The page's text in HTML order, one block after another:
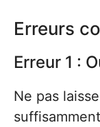
Erreurs
Erreur 1 :
Ne pas